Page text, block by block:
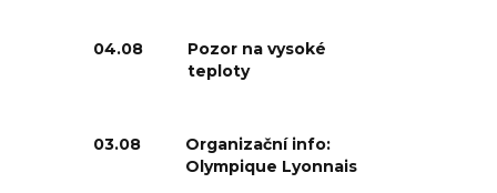
04.08
Pozor na vysoké
teploty
03.08
Organizační info:
Olympique Lyonnais